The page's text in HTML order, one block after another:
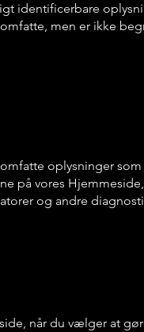
identificerbare
men er ikke
oplysninger
på vores
og andre
når du vælger at